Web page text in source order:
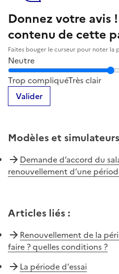
Donnez votre avis !
contenu de cette
Faites bouger le curseur pour noter la
Neutre
Notez la clarté du contenu
Trop compliquéTrès clair
Valider
Modèles et
Demande d’accord du
renouvellement d’une
Articles liés :
Renouvellement de la
faire ? quelles conditions ?
La période d'essai